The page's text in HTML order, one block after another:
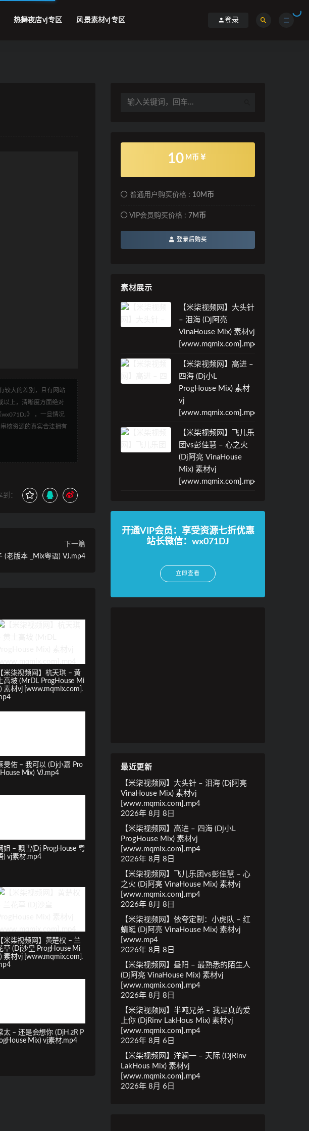
热舞夜店vj专区 风景素材vj专区 登录
较大的差别，且有网站
以上，清晰度方面绝对
》 ，一旦情况
核资源的真实合法拥有
到：
下一篇
(老版本 _Mix粤语) VJ.mp4
【米柒视频网】杭天琪 – 黄
高坡 (MrDL ProgHouse Mi
素材vj [www.mqmix.com].
旻佑 – 我可以 (Dj小嘉 Pro
Mix) VJ.mp4
姐 – 飘雪(Dj ProgHouse 粤
) vj素材.mp4
【米柒视频网】黄楚权 – 兰
草 (Dj沙皇 ProgHouse Mi
素材vj [www.mqmix.com].
太 – 还是会想你 (DjH.zR P
Mix) vj素材.mp4
10 M币
普通用户购买价格 : 10M币
VIP会员购买价格 : 7M币
登录后购买
素材展示
【米柒视频网】大头针
– 泪海 (Dj阿亮
VinaHouse Mix) 素材vj
[www.mqmix.com].mp4
【米柒视频网】高进 –
四海 (Dj小L
ProgHouse Mix) 素材
vj
[www.mqmix.com].mp4
【米柒视频网】飞儿乐
团vs彭佳慧 – 心之火
(Dj阿亮 VinaHouse
Mix) 素材vj
[www.mqmix.com].mp4
开通VIP会员：享受资源七折优惠
站长微信：wx071DJ
立即查看
最近更新
【米柒视频网】大头针 – 泪海 (Dj阿亮
VinaHouse Mix) 素材vj
[www.mqmix.com].mp4
2026年 8月 8日
【米柒视频网】高进 – 四海 (Dj小L
ProgHouse Mix) 素材vj
[www.mqmix.com].mp4
2026年 8月 8日
【米柒视频网】飞儿乐团vs彭佳慧 – 心
之火 (Dj阿亮 VinaHouse Mix) 素材vj
[www.mqmix.com].mp4
2026年 8月 8日
【米柒视频网】依夸定制：小虎队 – 红
蜻蜓 (Dj阿亮 VinaHouse Mix) 素材vj
[www.mp4
2026年 8月 8日
【米柒视频网】昼阳 – 最熟悉的陌生人
(Dj阿亮 VinaHouse Mix) 素材vj
[www.mqmix.com].mp4
2026年 8月 8日
【米柒视频网】半吨兄弟 – 我是真的爱
上你 (DjRinv LakHous Mix) 素材vj
[www.mqmix.com].mp4
2026年 8月 6日
【米柒视频网】洋澜一 – 天际 (DjRinv
LakHous Mix) 素材vj
[www.mqmix.com].mp4
2026年 8月 6日